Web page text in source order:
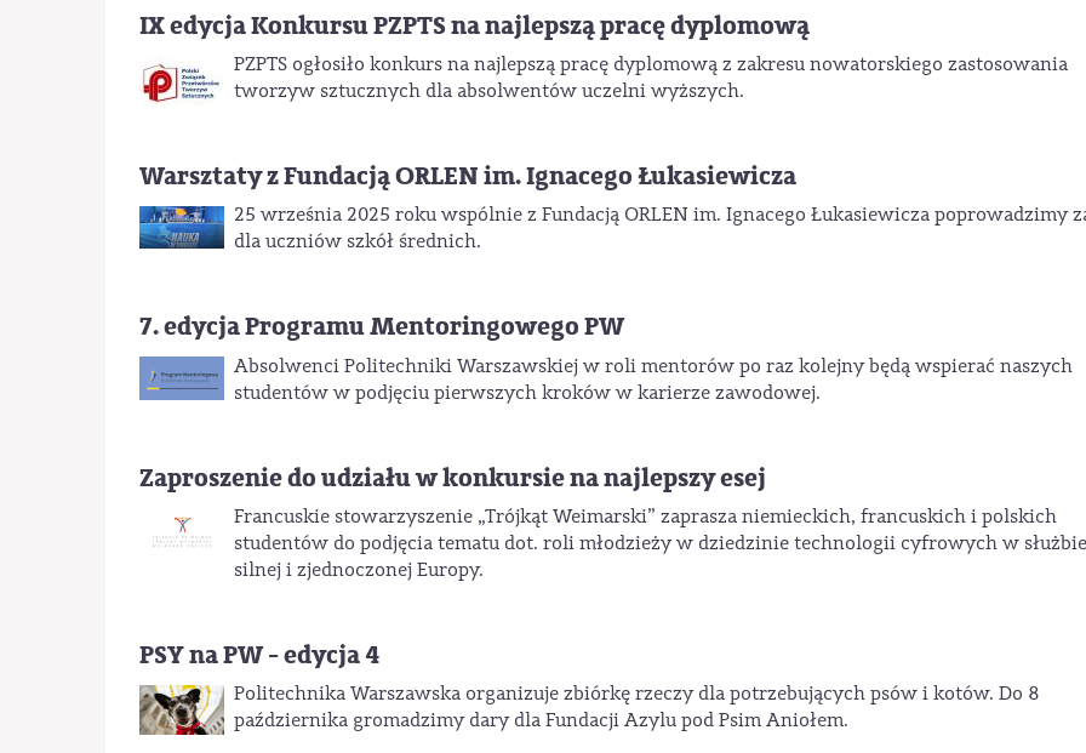
IX edycja Konkursu PZPTS na najlepszą pracę dyplomową
PZPTS ogłosiło konkurs na najlepszą pracę dyplomową z zakresu nowatorskiego zastosowania
tworzyw sztucznych dla absolwentów uczelni wyższych.
Warsztaty z Fundacją ORLEN im. Ignacego Łukasiewicza
25 września 2025 roku wspólnie z Fundacją ORLEN im. Ignacego Łukasiewicza poprowadzimy
dla uczniów szkół średnich.
7. edycja Programu Mentoringowego PW
Absolwenci Politechniki Warszawskiej w roli mentorów po raz kolejny będą wspierać naszych
studentów w podjęciu pierwszych kroków w karierze zawodowej.
Zaproszenie do udziału w konkursie na najlepszy esej
Francuskie stowarzyszenie „Trójkąt Weimarski” zaprasza niemieckich, francuskich i polskich
studentów do podjęcia tematu dot. roli młodzieży w dziedzinie technologii cyfrowych w służbie
silnej i zjednoczonej Europy.
PSY na PW - edycja 4
Politechnika Warszawska organizuje zbiórkę rzeczy dla potrzebujących psów i kotów. Do 8
października gromadzimy dary dla Fundacji Azylu pod Psim Aniołem.